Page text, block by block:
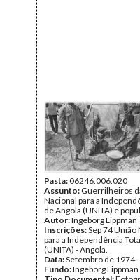
Pasta:06246.006.020
Assunto: Guerrilheiros
Nacional para a
de Angola (UNITA) e
Autor:Ingeborg Lippman
Inscrições:Sep 74 União
para a Independência
(UNITA) - Angola.
Data:Setembro de 1974
Fundo:Ingeborg Lippman